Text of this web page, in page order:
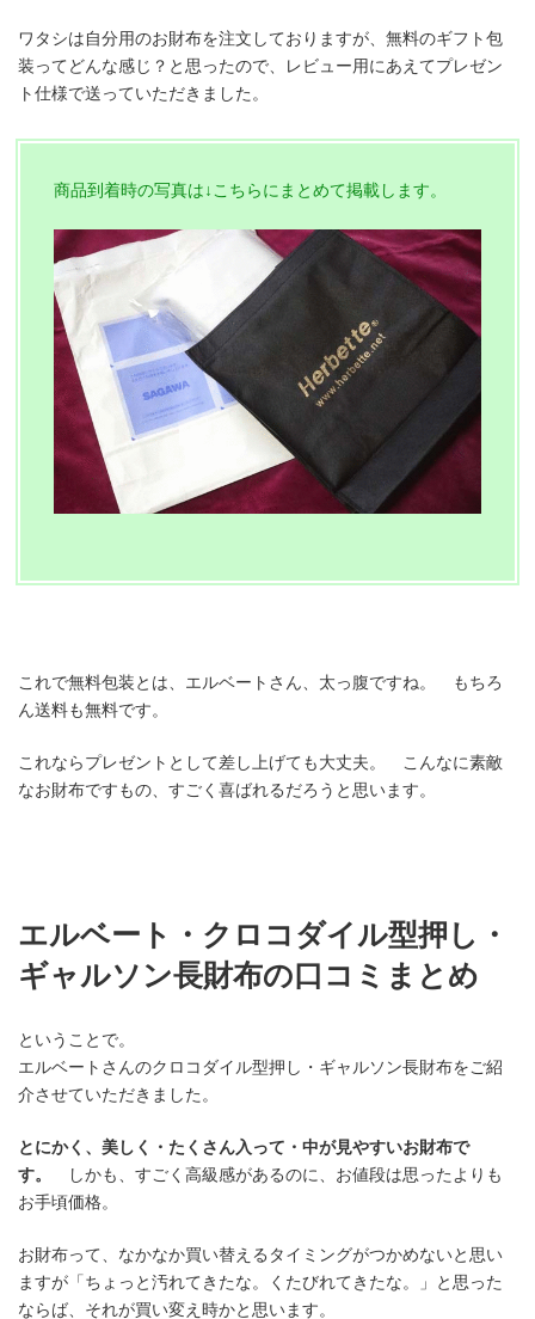
ワタシは自分用のお財布を注文しておりますが、無料のギフト包
装ってどんな感じ？と思ったので、レビュー用にあえてプレゼン
ト仕様で送っていただきました。
商品到着時の写真は↓こちらにまとめて掲載します。
これで無料包装とは、エルベートさん、太っ腹ですね。 もちろ
ん送料も無料です。
これならプレゼントとして差し上げても大丈夫。 こんなに素敵
なお財布ですもの、すごく喜ばれるだろうと思います。
エルベート・クロコダイル型押し・
ギャルソン長財布の口コミまとめ
ということで。
エルベートさんのクロコダイル型押し・ギャルソン長財布をご紹
介させていただきました。
とにかく、美しく・たくさん入って・中が見やすいお財布で
す。
しかも、すごく高級感があるのに、お値段は思ったよりも
お手頃価格。
お財布って、なかなか買い替えるタイミングがつかめないと思い
ますが「ちょっと汚れてきたな。くたびれてきたな。」と思った
ならば、それが買い変え時かと思います。